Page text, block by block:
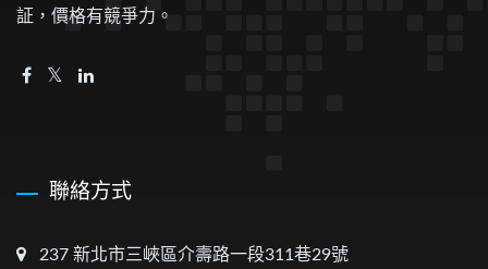
証，價格有競爭力。
聯絡方式
237 新北市三峽區介壽路一段311巷29號